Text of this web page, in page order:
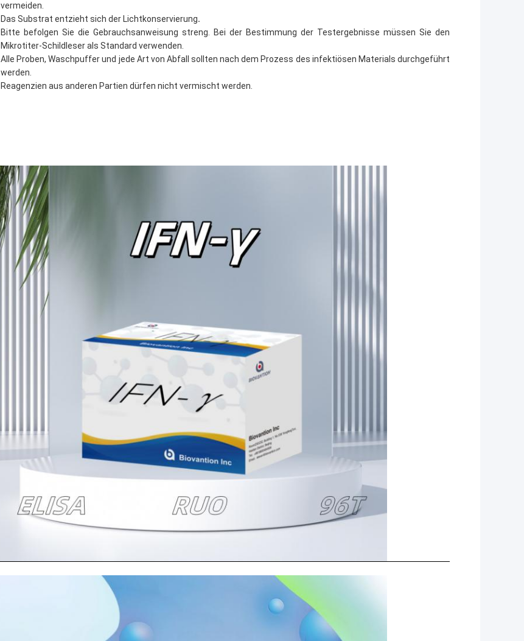
vermeiden.
Das Substrat entzieht sich der Lichtkonservierung.
Bitte befolgen Sie die Gebrauchsanweisung streng. Bei der Bestimmung der Testergebnisse müssen Sie den
Mikrotiter-Schildleser als Standard verwenden.
Alle Proben, Waschpuffer und jede Art von Abfall sollten nach dem Prozess des infektiösen Materials durchgeführt
werden.
Reagenzien aus anderen Partien dürfen nicht vermischt werden.